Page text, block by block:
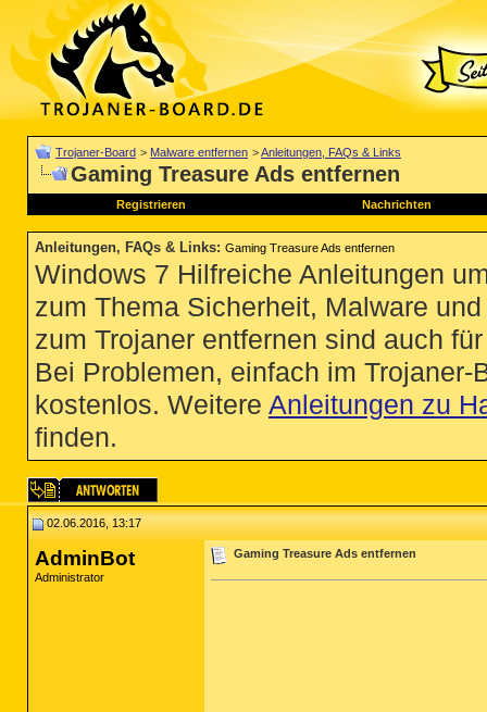
Trojaner-Board > Malware entfernen >Anleitungen, FAQs & Links
Gaming Treasure Ads entfernen
Registrieren Nachrichten
Anleitungen, FAQs & Links: Gaming Treasure Ads entfernen
Windows 7 Hilfreiche Anleitungen
zum Thema Sicherheit, Malware
zum Trojaner entfernen sind auch
Bei Problemen, einfach im
kostenlos. Weitere Anleitungen zu
finden.
02.06.2016, 13:17
AdminBot
Administrator
Gaming Treasure Ads entfernen